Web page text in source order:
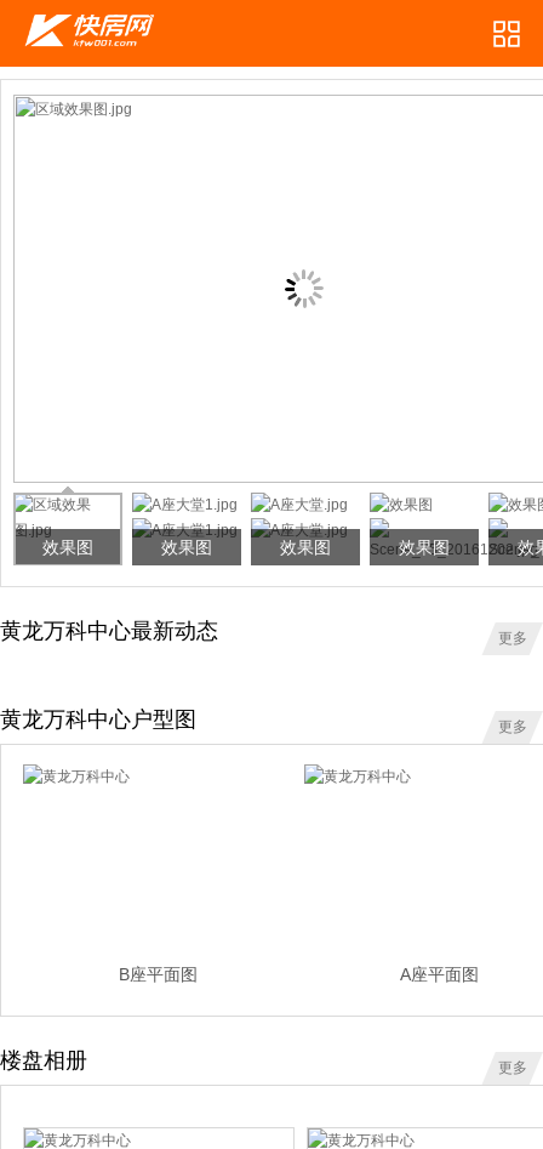
效果图 效果图 效果图 效果图 效
黄龙万科中心最新动态 更多
黄龙万科中心户型图 更多
B座平面图 A座平面图
楼盘相册 更多